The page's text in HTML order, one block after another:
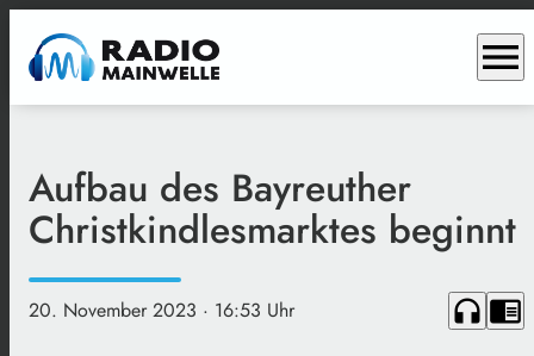
menu
Aufbau des Bayreuther
Christkindlesmarktes beginnt
20. November 2023 · 16:53 Uhr headphones chrome_reader_mode